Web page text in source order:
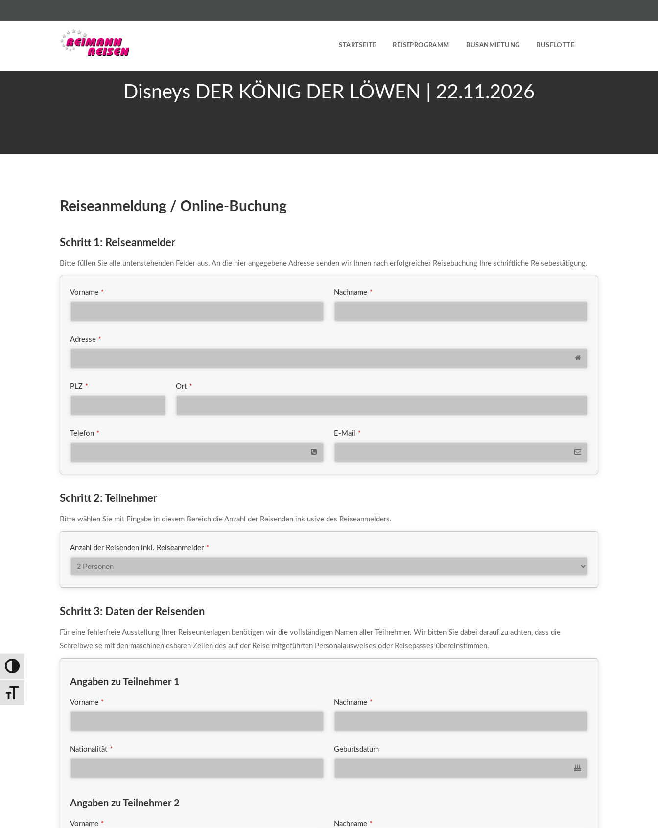
Umschalten auf hohe Kontraste
Schrift vergrößern
STARTSEITE REISEPROGRAMM BUSANMIETUNG BUSFLOTTE
Disneys DER KÖNIG DER LÖWEN | 22.11.2026
Reiseanmeldung / Online-Buchung
Schritt 1: Reiseanmelder
Bitte füllen Sie alle untenstehenden Felder aus. An die hier angegebene Adresse senden wir Ihnen nach erfolgreicher Reisebuchung Ihre schriftliche Reisebestätigung.
Vorname * Nachname *
Adresse *
PLZ * Ort *
Telefon * E-Mail *
Schritt 2: Teilnehmer
Bitte wählen Sie mit Eingabe in diesem Bereich die Anzahl der Reisenden inklusive des Reiseanmelders.
Anzahl der Reisenden inkl. Reiseanmelder *
Schritt 3: Daten der Reisenden
Für eine fehlerfreie Ausstellung Ihrer Reiseunterlagen benötigen wir die vollständigen Namen aller Teilnehmer. Wir bitten Sie dabei darauf zu achten, dass die
Schreibweise mit den maschinenlesbaren Zeilen des auf der Reise mitgeführten Personalausweises oder Reisepasses übereinstimmen.
Angaben zu Teilnehmer 1
Vorname * Nachname *
Nationalität * Geburtsdatum
Angaben zu Teilnehmer 2
Vorname * Nachname *